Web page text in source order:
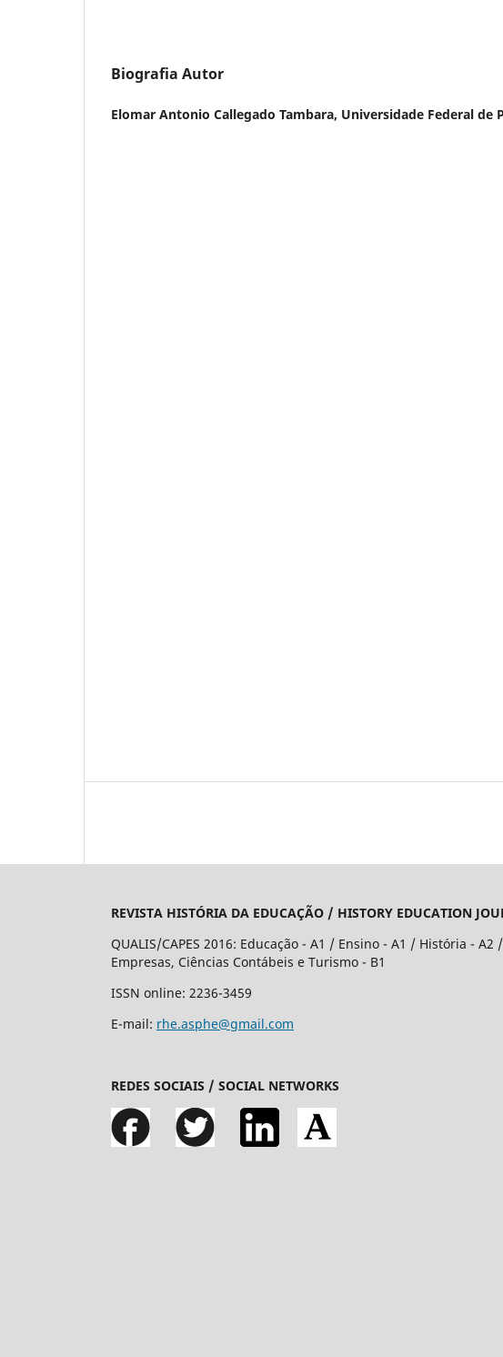
Biografia Autor
Elomar Antonio Callegado Tambara, Universidade Federal de
REVISTA HISTÓRIA DA EDUCAÇÃO / HISTORY EDUCATION
QUALIS/CAPES 2016: Educação - A1 / Ensino - A1 / História -
Empresas, Ciências Contábeis e Turismo - B1
ISSN online: 2236-3459
E-mail: rhe.asphe@gmail.com
REDES SOCIAIS / SOCIAL NETWORKS